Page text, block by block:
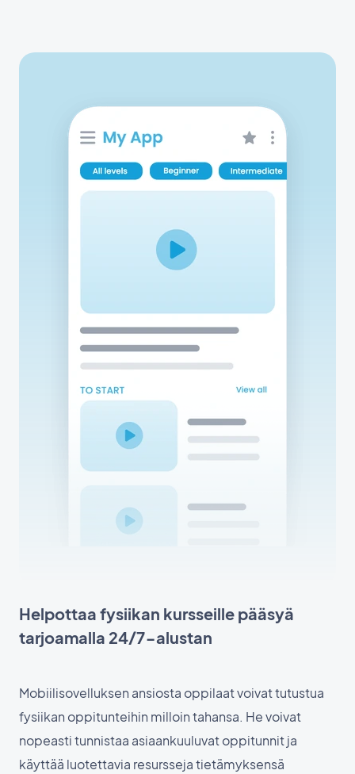
Helpottaa fysiikan kursseille pääsyä
tarjoamalla 24/7-alustan
Mobiilisovelluksen ansiosta oppilaat voivat tutustua
fysiikan oppitunteihin milloin tahansa. He voivat
nopeasti tunnistaa asiaankuuluvat oppitunnit ja
käyttää luotettavia resursseja tietämyksensä